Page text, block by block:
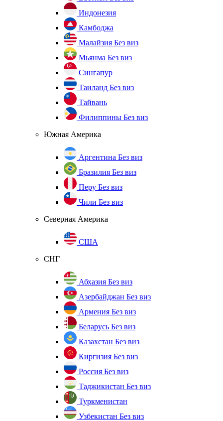
Индонезия
Камбоджа
Малайзия Без виз
Мьянма Без виз
Сингапур
Таиланд Без виз
Тайвань
Филиппины Без виз
Южная Америка
Аргентина Без виз
Бразилия Без виз
Перу Без виз
Чили Без виз
Северная Америка
США
СНГ
Абхазия Без виз
Азербайджан Без виз
Армения Без виз
Беларусь Без виз
Казахстан Без виз
Киргизия Без виз
Россия Без виз
Таджикистан Без виз
Туркменистан
Узбекистан Без виз